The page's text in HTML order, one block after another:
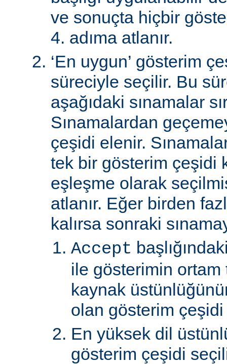
ve sonuçta hiçbir
4. adıma atlanır.
‘En uygun’ gösterim
süreciyle seçilir. Bu
aşağıdaki sınamalar
Sınamalardan
çeşidi elenir.
tek bir gösterim çeşidi
eşleşme olarak
atlanır. Eğer birden
kalırsa sonraki
Accept
ile gösterimin
kaynak
olan gösterim
En yüksek dil
gösterim çeşidi